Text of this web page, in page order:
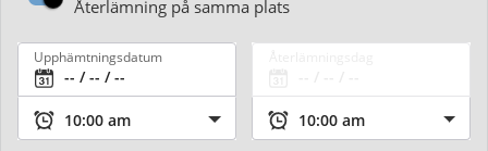
Återlämning på samma plats
Upphämtningsdatum